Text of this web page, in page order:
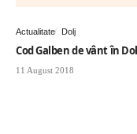
Actualitate Dolj
Cod Galben de vânt în
11 August 2018